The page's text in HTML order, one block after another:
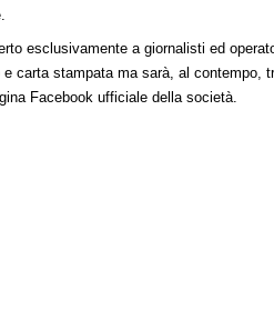
esclusivamente a giornalisti ed
carta stampata ma sarà, al contempo,
Facebook ufficiale della società.